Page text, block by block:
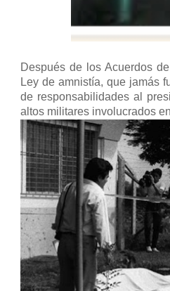
Después de los Acuerdos
Ley de amnistía, que jamás
de responsabilidades al
altos militares involucrados